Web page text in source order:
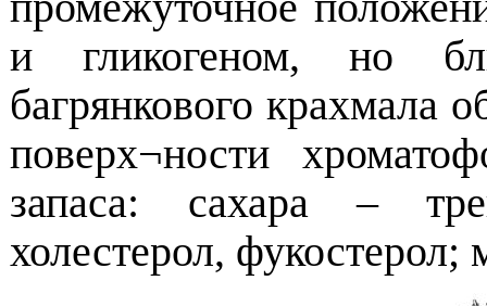
и гликогеном, но
багрянкового крахмала
поверх¬ности
запаса: сахара –
холестерол,